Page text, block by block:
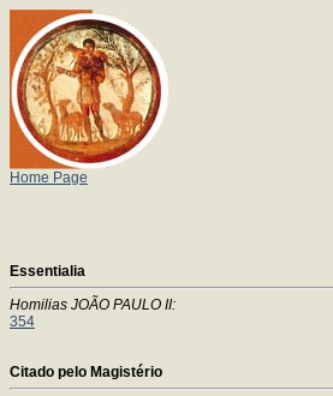
Home Page
Essentialia
Homilias JOÃO PAULO II:
354
Citado pelo Magistério